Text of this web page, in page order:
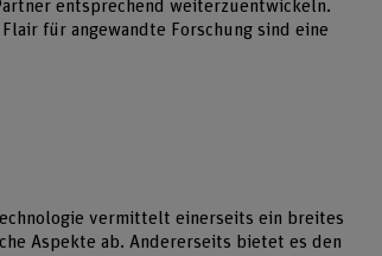
entsprechend weiterzuentwickeln.
für angewandte Forschung sind eine
vermittelt einerseits ein breites
Aspekte ab. Andererseits bietet es den